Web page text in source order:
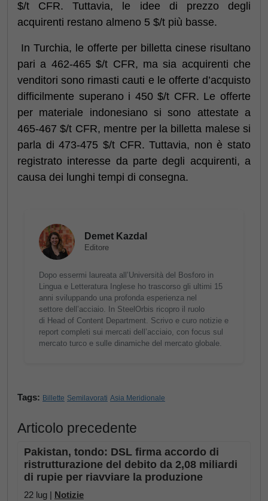
$/t CFR. Tuttavia, le idee di prezzo degli
acquirenti restano almeno 5 $/t più basse.
In Turchia, le offerte per billetta cinese risultano
pari a 462-465 $/t CFR, ma sia acquirenti che
venditori sono rimasti cauti e le offerte d’acquisto
difficilmente superano i 450 $/t CFR. Le offerte
per materiale indonesiano si sono attestate a
465-467 $/t CFR, mentre per la billetta malese si
parla di 473-475 $/t CFR. Tuttavia, non è stato
registrato interesse da parte degli acquirenti, a
causa dei lunghi tempi di consegna.
Demet Kazdal
Editore
Dopo essermi laureata all’Università del Bosforo in
Lingua e Letteratura Inglese ho trascorso gli ultimi 15
anni sviluppando una profonda esperienza nel
settore dell’acciaio. In SteelOrbis ricopro il ruolo
di Head of Content Department. Scrivo e curo notizie e
report completi sui mercati dell’acciaio, con focus sul
mercato turco e sulle dinamiche del mercato globale.
Tags: Billette Semilavorati Asia Meridionale
Articolo precedente
Pakistan, tondo: DSL firma accordo di
ristrutturazione del debito da 2,08 miliardi
di rupie per riavviare la produzione
22 lug | Notizie